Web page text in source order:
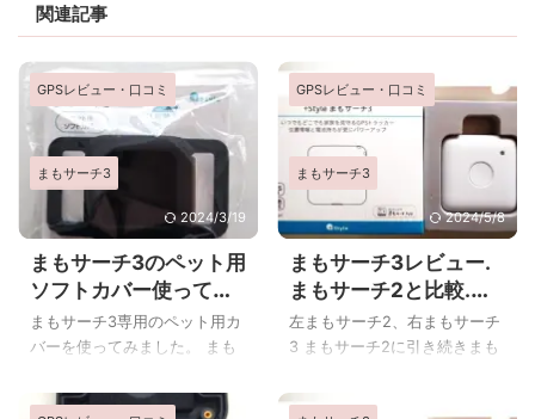
関連記事
GPSレビュー・口コミ
まもサーチ3
2024/3/19
まもサーチ3のペット用
ソフトカバー使ってみ
た.子ども以外でのGPS
活用方法
まもサーチ3専用のペット用カ
バーを使ってみました。 まも
ー、価格、メリットデメリッ
GPSレビュー・口コミ
まもサーチ3
2024/5/8
まもサーチ3レビュー.
まもサーチ2と比較.一
緒に使ってみた
左まもサーチ2、右まもサーチ
3 まもサーチ2に引き続きまも
回はまもサーチ3のレビュー